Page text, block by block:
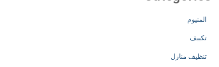
المنيوم
تكييف
تنظيف منازل